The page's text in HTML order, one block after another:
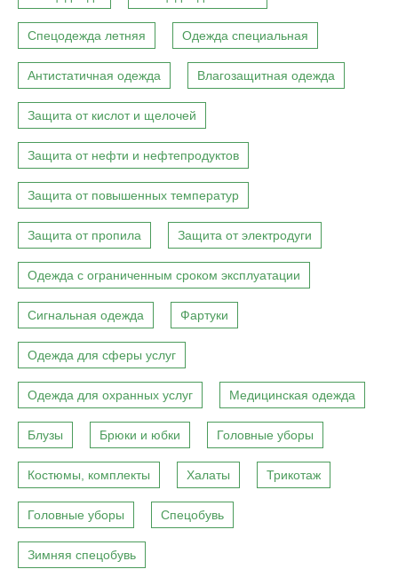
Спецодежда летняя Одежда специальная
Антистатичная одежда Влагозащитная одежда
Защита от кислот и щелочей
Защита от нефти и нефтепродуктов
Защита от повышенных температур
Защита от пропила Защита от электродуги
Одежда с ограниченным сроком эксплуатации
Сигнальная одежда Фартуки
Одежда для сферы услуг
Одежда для охранных услуг Медицинская одежда
Блузы Брюки и юбки Головные уборы
Костюмы, комплекты Халаты Трикотаж
Головные уборы Спецобувь
Зимняя спецобувь